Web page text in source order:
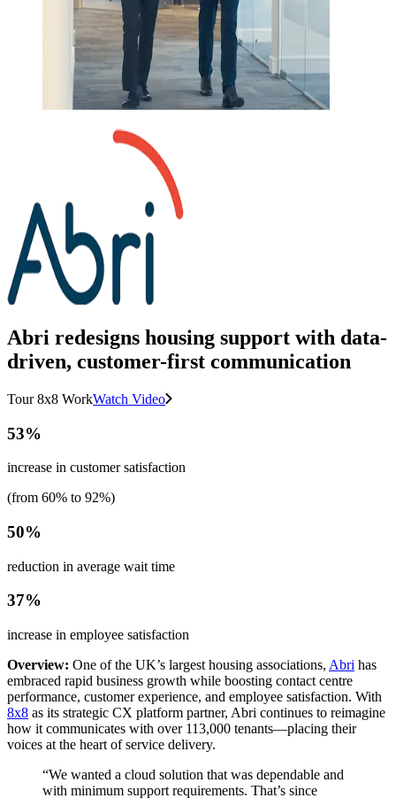
Abri redesigns housing support with data-
driven, customer-first communication
Tour 8x8 WorkWatch Video
53%
increase in customer satisfaction
(from 60% to 92%)
50%
reduction in average wait time
37%
increase in employee satisfaction
Overview: One of the UK’s largest housing associations, Abri has
embraced rapid business growth while boosting contact centre
performance, customer experience, and employee satisfaction. With
8x8 as its strategic CX platform partner, Abri continues to reimagine
how it communicates with over 113,000 tenants—placing their
voices at the heart of service delivery.
“We wanted a cloud solution that was dependable and
with minimum support requirements. That’s since